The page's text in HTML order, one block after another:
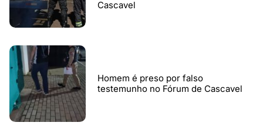
Cascavel
Homem é preso por falso
testemunho no Fórum de Cascavel